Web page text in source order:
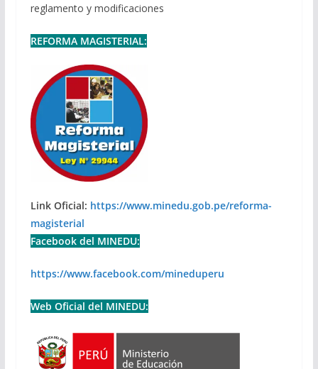
reglamento y modificaciones
REFORMA MAGISTERIAL:
Link Oficial: https://www.minedu.gob.pe/reforma-
magisterial
Facebook del MINEDU:
https://www.facebook.com/mineduperu
Web Oficial del MINEDU: